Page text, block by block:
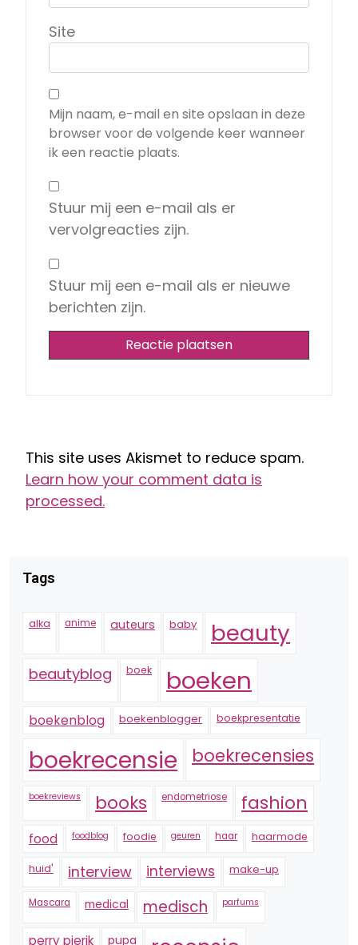
Site
Mijn naam, e-mail en site opslaan in deze
browser voor de volgende keer wanneer
ik een reactie plaats.
Stuur mij een e-mail als er
vervolgreacties zijn.
Stuur mij een e-mail als er nieuwe
berichten zijn.
This site uses Akismet to reduce spam.
Learn how your comment data is
processed.
Tags
alka anime auteurs baby beauty
beautyblog boek boeken
boekenblog boekenblogger boekpresentatie
boekrecensie boekrecensies
boekreviews books endometriose fashion
food foodblog foodie geuren haar haarmode
huid' interview interviews make-up
Mascara medical medisch parfums
perry pierik pupa